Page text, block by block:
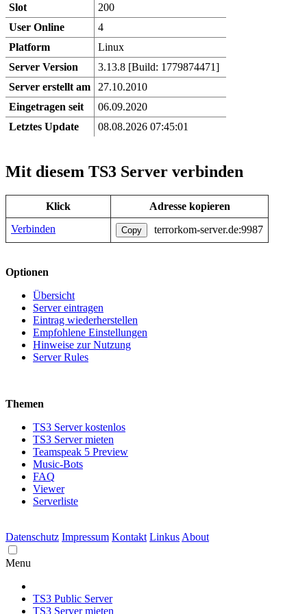
Slot
200
User Online
4
Platform
Linux
Server Version
3.13.8 [Build: 1779874471]
Server erstellt am
27.10.2010
Eingetragen seit
06.09.2020
Letztes Update
08.08.2026 07:45:01
Mit diesem TS3 Server verbinden
Klick
Adresse kopieren
Verbinden
Copy terrorkom-server.de:9987
Optionen
Übersicht
Server eintragen
Eintrag wiederherstellen
Empfohlene Einstellungen
Hinweise zur Nutzung
Server Rules
Themen
TS3 Server kostenlos
TS3 Server mieten
Teamspeak 5 Preview
Music-Bots
FAQ
Viewer
Serverliste
Datenschutz Impressum Kontakt Linkus About
Menu
TS3 Public Server
TS3 Server mieten